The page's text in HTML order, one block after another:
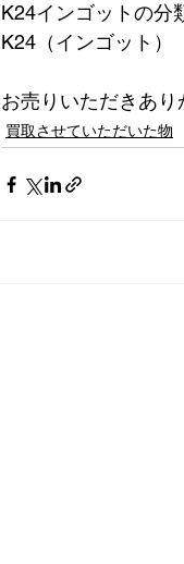
K24インゴットの分
K24（インゴット）
お売りいただきあり
買取させていただいた物